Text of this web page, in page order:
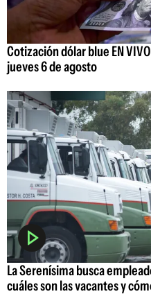
Cotización dólar blue EN
jueves 6 de agosto
La Serenísima busca
cuáles son las vacantes y